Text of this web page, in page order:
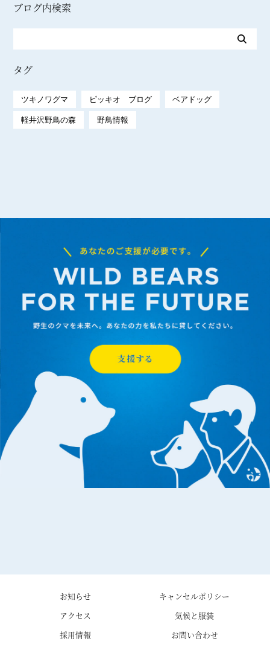
ブログ内検索
タグ
ツキノワグマ ピッキオ ブログ ベアドッグ
軽井沢野鳥の森 野鳥情報
お知らせ
キャンセルポリシー
アクセス
気候と服装
採用情報
お問い合わせ